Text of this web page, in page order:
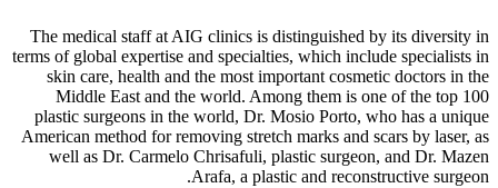
The medical staff at AIG clinics is distinguished by its diversity in
terms of global expertise and specialties, which include specialists in
skin care, health and the most important cosmetic doctors in the
Middle East and the world. Among them is one of the top 100
plastic surgeons in the world, Dr. Mosio Porto, who has a unique
American method for removing stretch marks and scars by laser, as
well as Dr. Carmelo Chrisafuli, plastic surgeon, and Dr. Mazen
Arafa, a plastic and reconstructive surgeon.